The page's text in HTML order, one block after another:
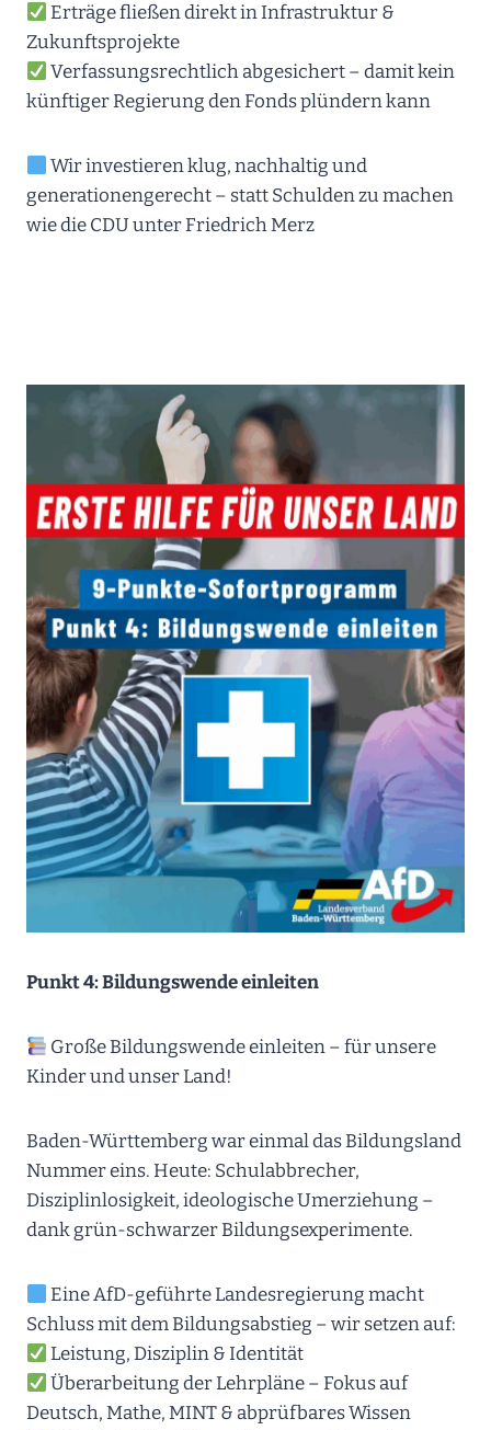
Erträge fließen direkt in Infrastruktur &
Zukunftsprojekte
Verfassungsrechtlich abgesichert – damit kein
künftiger Regierung den Fonds plündern kann
Wir investieren klug, nachhaltig und
generationengerecht – statt Schulden zu machen
wie die CDU unter Friedrich Merz
Punkt 4: Bildungswende einleiten
Große Bildungswende einleiten – für unsere
Kinder und unser Land!
Baden-Württemberg war einmal das Bildungsland
Nummer eins. Heute: Schulabbrecher,
Disziplinlosigkeit, ideologische Umerziehung –
dank grün-schwarzer Bildungsexperimente.
Eine AfD-geführte Landesregierung macht
Schluss mit dem Bildungsabstieg – wir setzen auf:
Leistung, Disziplin & Identität
Überarbeitung der Lehrpläne – Fokus auf
Deutsch, Mathe, MINT & abprüfbares Wissen